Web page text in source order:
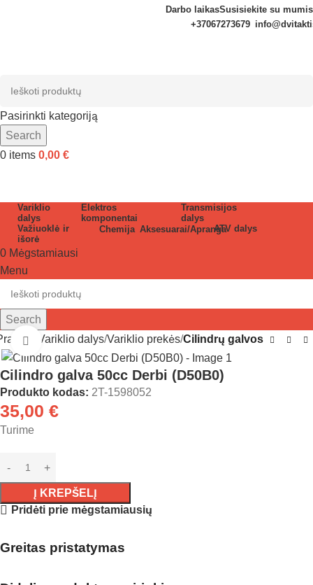
Darbo laikasSusisiekite su mumis
+37067273679
Pasirinkti kategoriją
Search
0 items 0,00 €
Variklio
dalys
Elektros
komponentai
Transmisijos
dalys
Važiuoklė ir
išorė
Chemija Aksesuarai/AprangaATV dalys
0 Mėgstamiausi
Menu
Search
Variklio dalys Variklio prekės Cilindrų galvos
Click to enlarge
Cilindro galva 50cc Derbi (D50B0)
Produkto kodas: 2T-1598052
35,00 €
Turime
Į KREPŠELĮ
Pridėti prie mėgstamiausių
Greitas pristatymas